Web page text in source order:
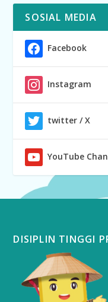
SOSIAL MEDIA
Facebook
Instagram
twitter / X
YouTube
DISIPLIN TINGGI